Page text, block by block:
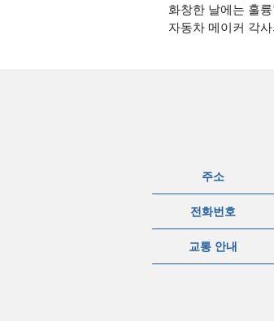
화창한 날에는 훌
자동차 메이커 각
주소
전화번호
교통 안내